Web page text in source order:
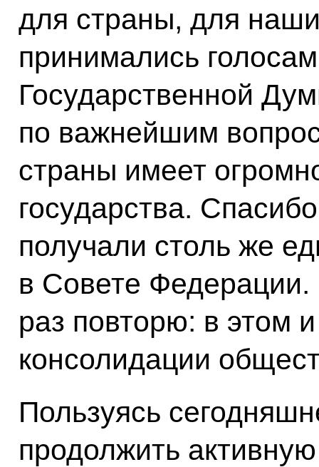
для страны, для
принимались
Государственной
по важнейшим
страны имеет
государства.
получали столь же
в Совете
раз повторю: в этом
консолидации
Пользуясь
продолжить